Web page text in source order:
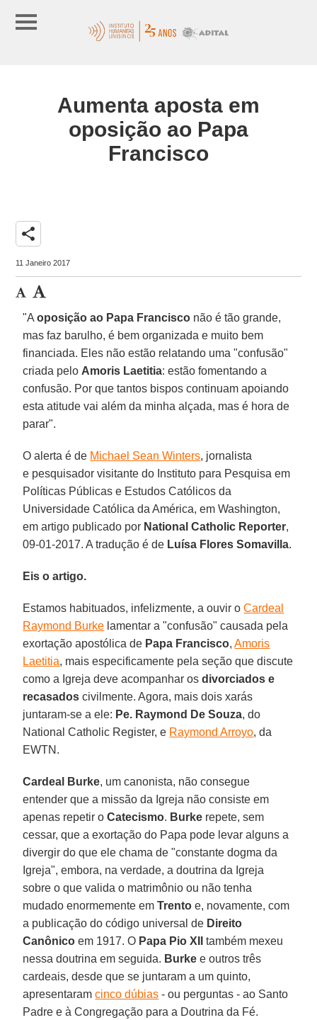
Aumenta aposta em
oposição ao Papa
Francisco
share
11 Janeiro 2017
"Aoposição ao Papa Francisco não é tão grande,
mas faz barulho, é bem organizada e muito bem
financiada. Eles não estão relatando uma "confusão"
criada pelo Amoris Laetitia: estão fomentando a
confusão. Por que tantos bispos continuam apoiando
esta atitude vai além da minha alçada, mas é hora de
parar".
O alerta é de Michael Sean Winters, jornalista
e pesquisador visitante do Instituto para Pesquisa em
Políticas Públicas e Estudos Católicos da
Universidade Católica da América, em Washington,
em artigo publicado por National Catholic Reporter,
09-01-2017. A tradução é de Luísa Flores Somavilla.
Eis o artigo.
Estamos habituados, infelizmente, a ouvir oCardeal
Raymond Burke lamentar a "confusão" causada pela
exortação apostólica de Papa Francisco,Amoris
Laetitia, mais especificamente pela seção que discute
como a Igreja deve acompanhar osdivorciados e
recasados civilmente. Agora, mais dois xarás
juntaram-se a ele: Pe. Raymond De Souza, do
National Catholic Register, e Raymond Arroyo, da
EWTN.
Cardeal Burke, um canonista, não consegue
entender que a missão da Igreja não consiste em
apenas repetir oCatecismo. Burke repete, sem
cessar, que a exortação do Papa pode levar alguns a
divergir do que ele chama de "constante dogma da
Igreja", embora, na verdade, a doutrina da Igreja
sobre o que valida o matrimônio ou não tenha
mudado enormemente emTrento e, novamente, com
a publicação do código universal de Direito
Canônico em 1917. O Papa Pio XII
também mexeu
nessa doutrina em seguida. Burke e outros três
cardeais, desde que se juntaram a um quinto,
apresentaramcinco dúbias - ou perguntas - ao Santo
Padre e à Congregação para a Doutrina da Fé.